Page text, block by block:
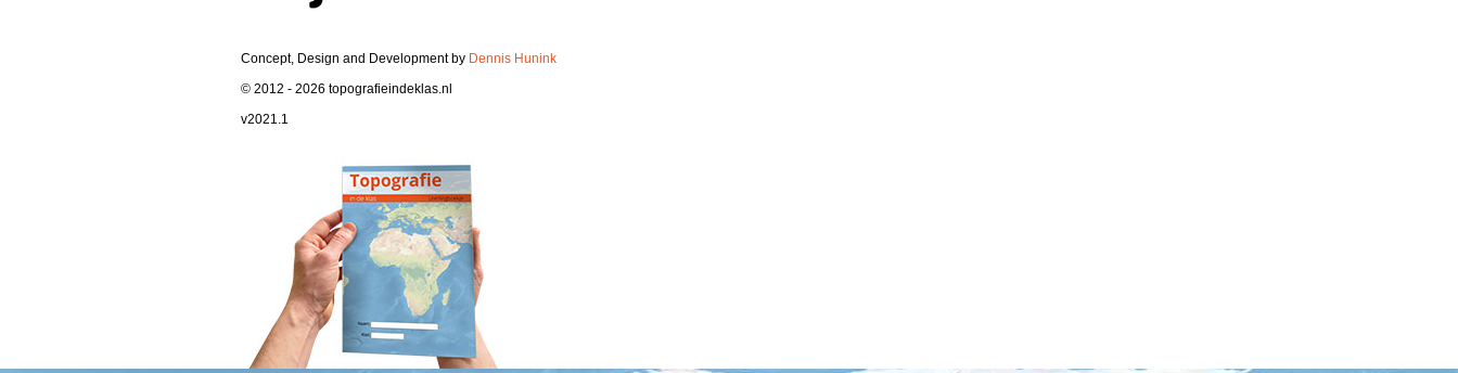
Concept, Design and Development by Dennis Hunink
© 2012 - 2026 topografieindeklas.nl
v2021.1